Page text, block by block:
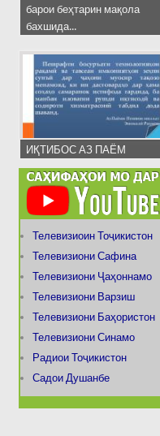
барои беҳтарин мақола
бахшида...
ИҚТИБОС АЗ ПАЁМ
Телевизиоин Тоҷикистон
Телевизиони Сафина
Телевизиони Ҷаҳоннамо
Телевизиони Варзиш
Телевизиони Баҳористон
Телевизиони Синамо
Радиои Тоҷикистон
Садои Душанбе